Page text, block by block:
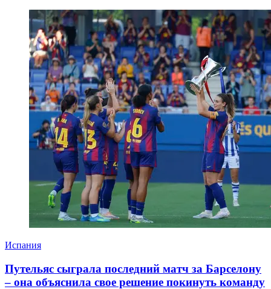
Испания
Путельяс сыграла последний матч за Барселону
– она объяснила свое решение покинуть команду